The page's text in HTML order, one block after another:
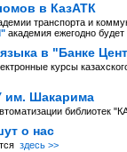
в КазАТК
транспорта и
академия ежегодно
в "Банке
курсы
им. Шакарима
библиотек
о нас
здесь >>